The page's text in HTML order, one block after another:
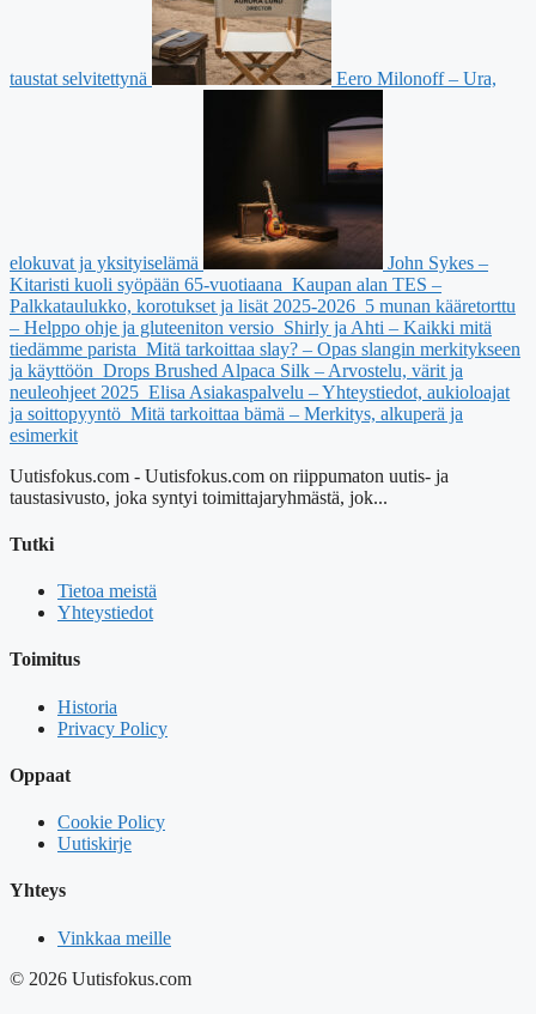
taustat selvitettynä Eero Milonoff – Ura,
elokuvat ja yksityiselämä
John Sykes –
Kitaristi kuoli syöpään 65-vuotiaana Kaupan alan TES –
Palkkataulukko, korotukset ja lisät 2025-2026 5 munan kääretorttu
– Helppo ohje ja gluteeniton versio Shirly ja Ahti – Kaikki mitä
tiedämme parista Mitä tarkoittaa slay? – Opas slangin merkitykseen
ja käyttöön Drops Brushed Alpaca Silk – Arvostelu, värit ja
neuleohjeet 2025 Elisa Asiakaspalvelu – Yhteystiedot, aukioloajat
ja soittopyyntö Mitä tarkoittaa bämä – Merkitys, alkuperä ja
esimerkit
Uutisfokus.com - Uutisfokus.com on riippumaton uutis- ja
taustasivusto, joka syntyi toimittajaryhmästä, jok...
Tutki
Tietoa meistä
Yhteystiedot
Toimitus
Historia
Privacy Policy
Oppaat
Cookie Policy
Uutiskirje
Yhteys
Vinkkaa meille
© 2026 Uutisfokus.com